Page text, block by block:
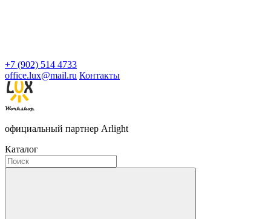
+7 (902) 514 4733
office.lux@mail.ru Контакты
официальный партнер Arlight
Каталог